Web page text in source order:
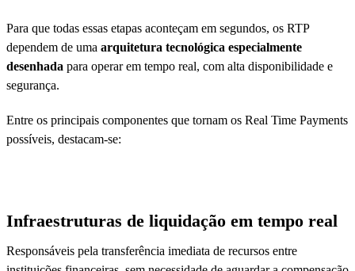
Para que todas essas etapas aconteçam em segundos, os RTP
dependem de uma arquitetura tecnológica especialmente
desenhada para operar em tempo real, com alta disponibilidade e
segurança.
Entre os principais componentes que tornam os Real Time Payments
possíveis, destacam-se:
Infraestruturas de liquidação em tempo real
Responsáveis pela transferência imediata de recursos entre